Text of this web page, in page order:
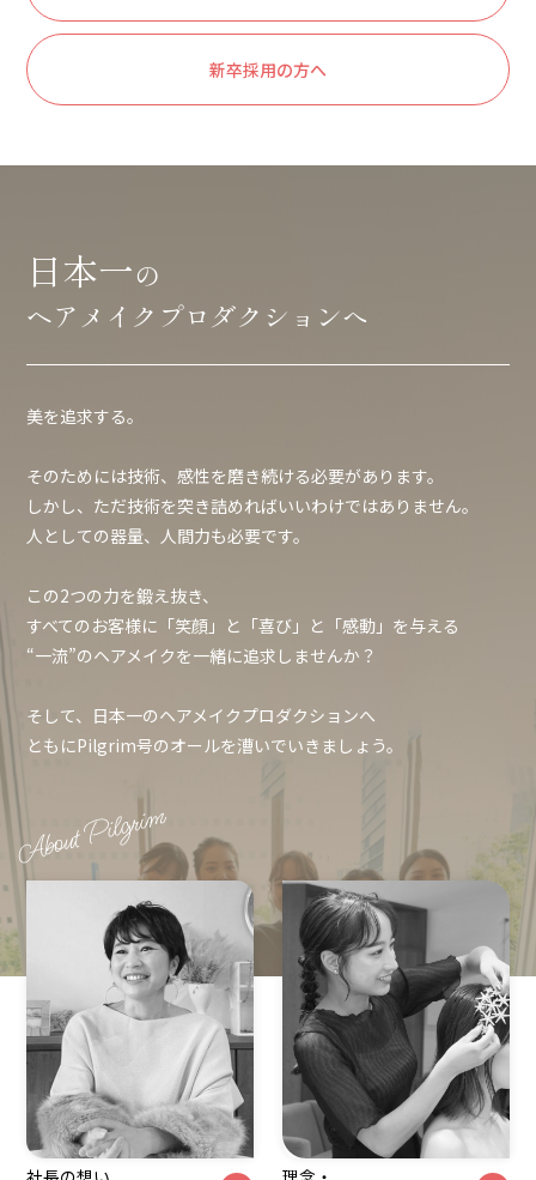
新卒採用の方へ
日本一の
ヘアメイクプロダクションへ
美を追求する。
そのためには技術、感性を磨き続ける必要があります。
しかし、ただ技術を突き詰めればいいわけではありません。
人としての器量、人間力も必要です。
この2つの力を鍛え抜き、
すべてのお客様に「笑顔」と「喜び」と「感動」を与える
“一流”のヘアメイクを一緒に追求しませんか？
そして、日本一のヘアメイクプロダクションへ
ともにPilgrim号のオールを漕いでいきましょう。
About Pilgrim